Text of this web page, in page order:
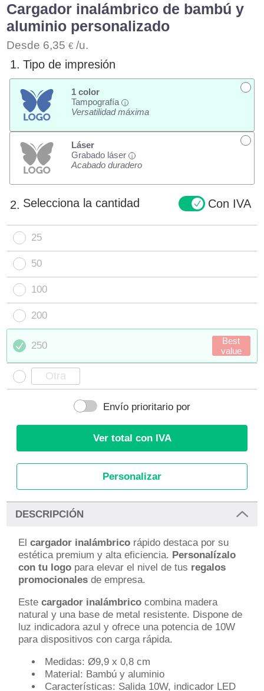
Cargador inalámbrico de bambú y
aluminio personalizado
Desde 6,35 € /u.
1. Tipo de impresión
1 color
Tampografía
i
Versatilidad máxima
Láser
Grabado láser
i
Acabado duradero
2. Selecciona la cantidad Con IVA
25
50
100
200
250
Best
value
Envío prioritario por
Ver total con IVA
Personalizar
DESCRIPCIÓN
Elcargador inalámbrico rápido destaca por su
estética premium y alta eficiencia. Personalízalo
con tu logo para elevar el nivel de tus regalos
promocionales de empresa.
Estecargador inalámbrico combina madera
natural y una base de metal resistente. Dispone de
luz indicadora azul y ofrece una potencia de 10W
para dispositivos con carga rápida.
Medidas: Ø9,9 x 0,8 cm
Material: Bambú y aluminio
Características: Salida 10W, indicador LED